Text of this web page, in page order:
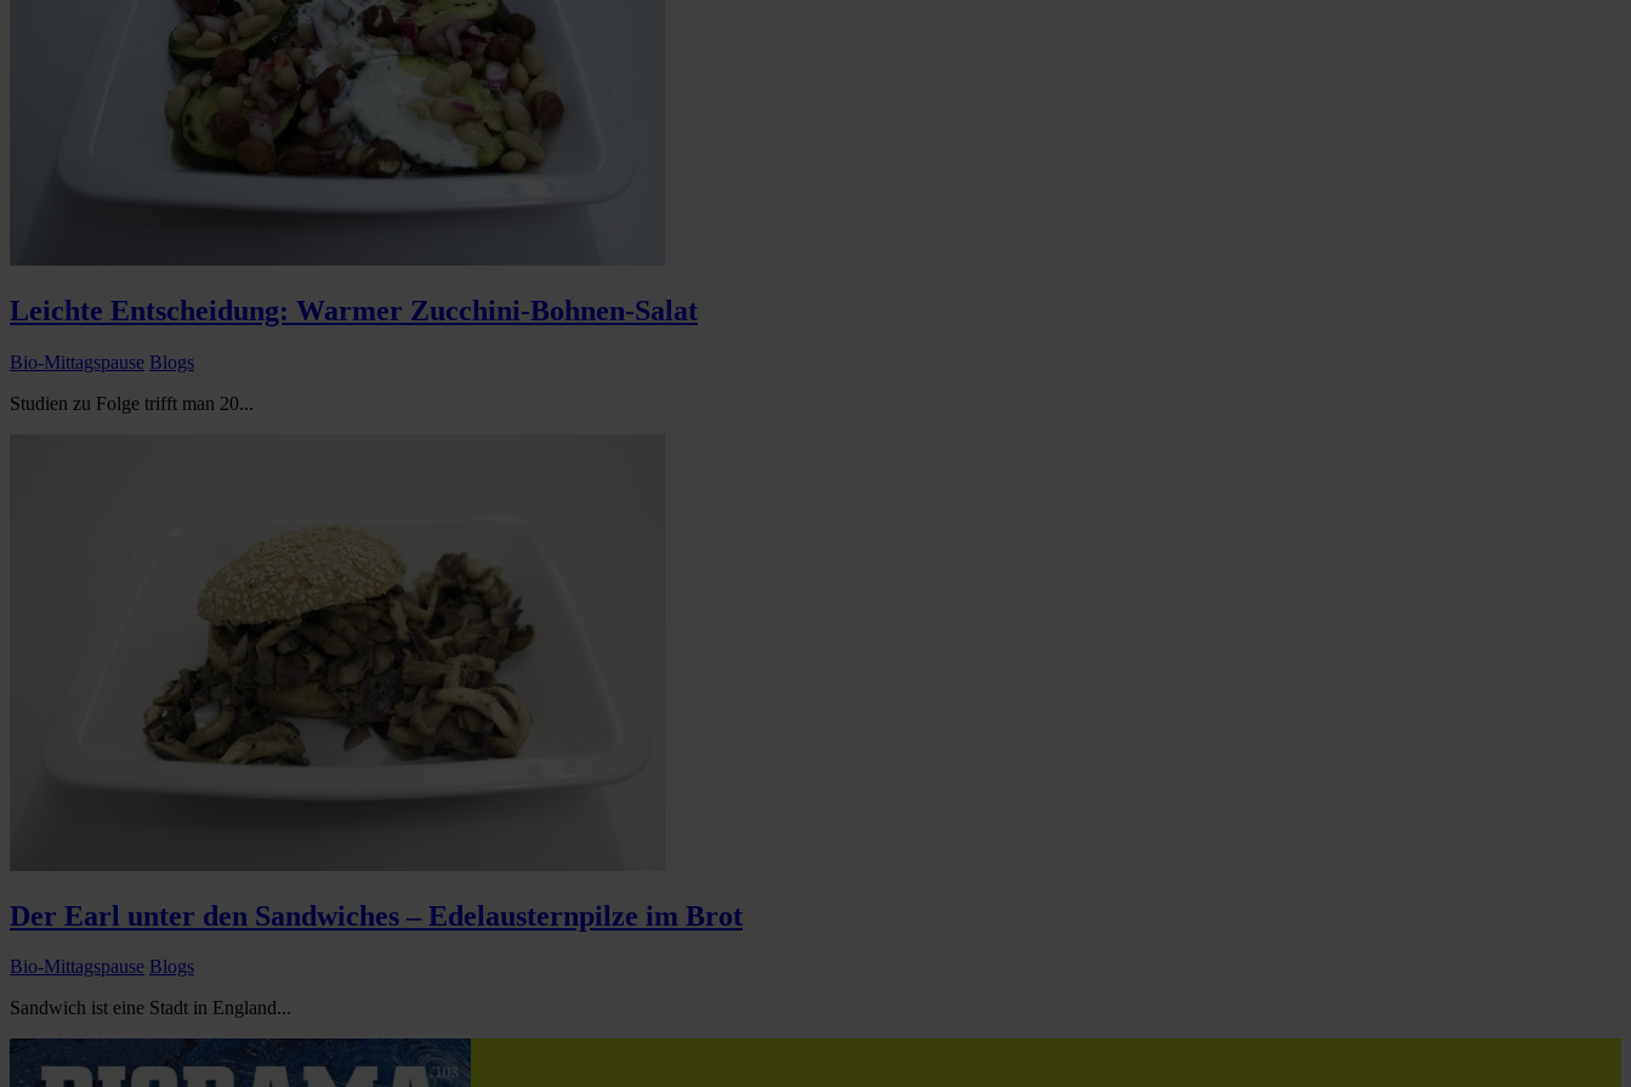
Leichte Entscheidung: Warmer Zucchini-Bohnen-Salat
Bio-Mittagspause Blogs
Studien zu Folge trifft man 20...
Der Earl unter den Sandwiches – Edelausternpilze im Brot
Bio-Mittagspause Blogs
Sandwich ist eine Stadt in England...